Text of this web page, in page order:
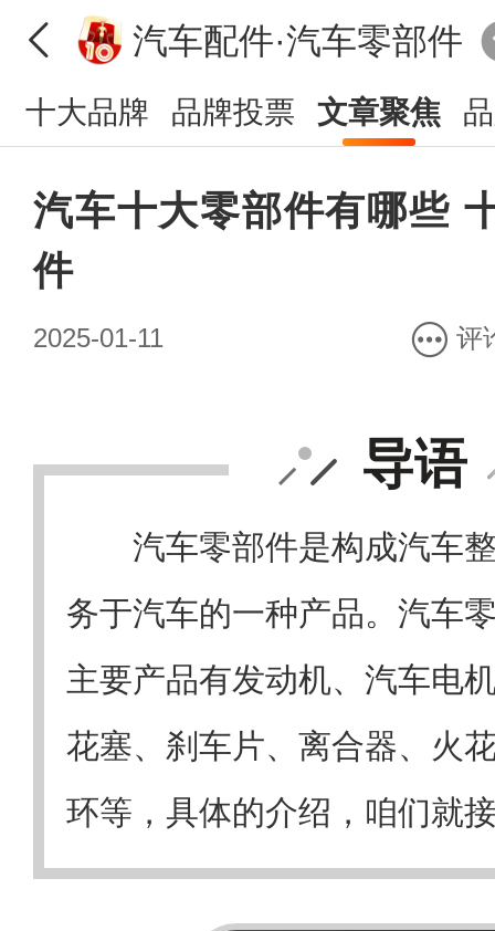
汽车配件·汽车零部件
十大品牌 品牌投票 文章聚焦
汽车十大零部件有哪些
件
2025-01-11 评
导语
汽车零部件是构成汽车
务于汽车的一种产品。汽车
主要产品有发动机、汽车电
花塞、刹车片、离合器、火
环等，具体的介绍，咱们就